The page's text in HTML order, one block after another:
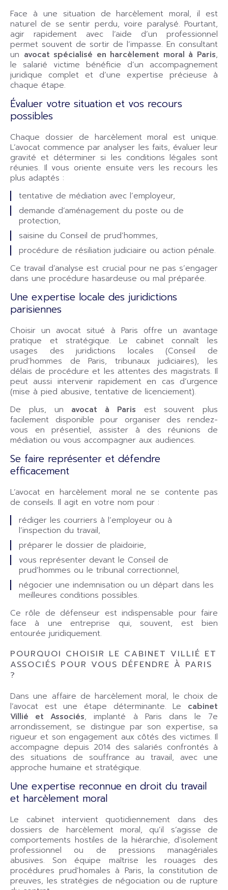
Face à une situation de harcèlement moral, il est
naturel de se sentir perdu, voire paralysé. Pourtant,
agir rapidement avec l’aide d’un professionnel
permet souvent de sortir de l’impasse. En consultant
un avocat spécialisé en harcèlement moral à Paris,
le salarié victime bénéficie d’un accompagnement
juridique complet et d’une expertise précieuse à
chaque étape.
Évaluer votre situation et vos recours
possibles
Chaque dossier de harcèlement moral est unique.
L’avocat commence par analyser les faits, évaluer leur
gravité et déterminer si les conditions légales sont
réunies. Il vous oriente ensuite vers les recours les
plus adaptés :
tentative de médiation avec l’employeur,
demande d’aménagement du poste ou de
protection,
saisine du Conseil de prud’hommes,
procédure de résiliation judiciaire ou action pénale.
Ce travail d’analyse est crucial pour ne pas s’engager
dans une procédure hasardeuse ou mal préparée.
Une expertise locale des juridictions
parisiennes
Choisir un avocat situé à Paris offre un avantage
pratique et stratégique. Le cabinet connaît les
usages des juridictions locales (Conseil de
prud’hommes de Paris, tribunaux judiciaires), les
délais de procédure et les attentes des magistrats. Il
peut aussi intervenir rapidement en cas d’urgence
(mise à pied abusive, tentative de licenciement).
De plus, un avocat à Paris est souvent plus
facilement disponible pour organiser des rendez-
vous en présentiel, assister à des réunions de
médiation ou vous accompagner aux audiences.
Se faire représenter et défendre
efficacement
L’avocat en harcèlement moral ne se contente pas
de conseils. Il agit en votre nom pour :
rédiger les courriers à l’employeur ou à
l’inspection du travail,
préparer le dossier de plaidoirie,
vous représenter devant le Conseil de
prud’hommes ou le tribunal correctionnel,
négocier une indemnisation ou un départ dans les
meilleures conditions possibles.
Ce rôle de défenseur est indispensable pour faire
face à une entreprise qui, souvent, est bien
entourée juridiquement.
POURQUOI CHOISIR LE CABINET VILLIÉ ET
ASSOCIÉS POUR VOUS DÉFENDRE À PARIS
?
Dans une affaire de harcèlement moral, le choix de
l’avocat est une étape déterminante. Le cabinet
Villié et Associés, implanté à Paris dans le 7e
arrondissement, se distingue par son expertise, sa
rigueur et son engagement aux côtés des victimes. Il
accompagne depuis 2014 des salariés confrontés à
des situations de souffrance au travail, avec une
approche humaine et stratégique.
Une expertise reconnue en droit du travail
et harcèlement moral
Le cabinet intervient quotidiennement dans des
dossiers de harcèlement moral, qu’il s’agisse de
comportements hostiles de la hiérarchie, d’isolement
professionnel ou de pressions managériales
abusives. Son équipe maîtrise les rouages des
procédures prud’homales à Paris, la constitution de
preuves, les stratégies de négociation ou de rupture